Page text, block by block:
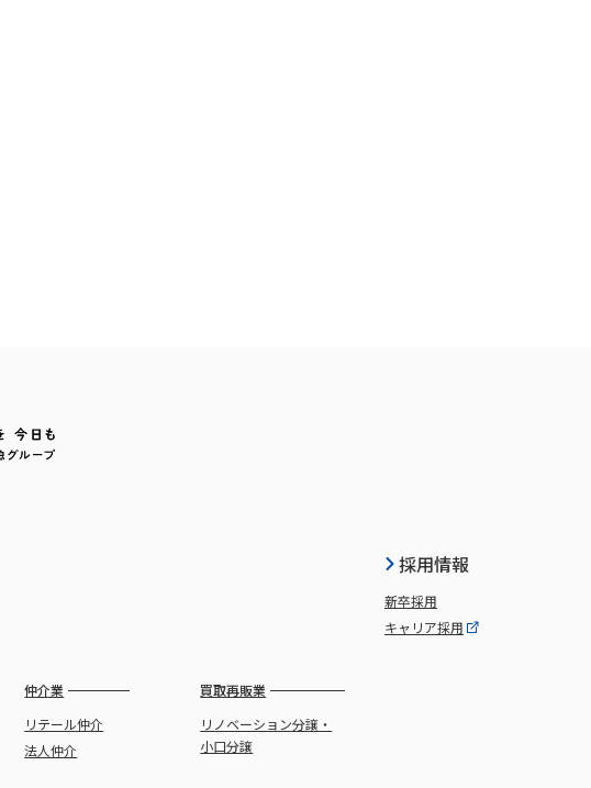
仲介業
リテール仲介
法人仲介
買取再販業
リノベーション分譲・
小口分譲
採用情報
新卒採用
キャリア採用